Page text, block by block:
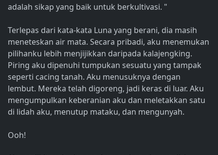
adalah sikap yang baik untuk berkultivasi. "
Terlepas dari kata-kata Luna yang berani, dia masih
meneteskan air mata. Secara pribadi, aku menemukan
pilihanku lebih menjijikkan daripada kalajengking.
Piring aku dipenuhi tumpukan sesuatu yang tampak
seperti cacing tanah. Aku menusuknya dengan
lembut. Mereka telah digoreng, jadi keras di luar. Aku
mengumpulkan keberanian aku dan meletakkan satu
di lidah aku, menutup mataku, dan mengunyah.
Ooh!